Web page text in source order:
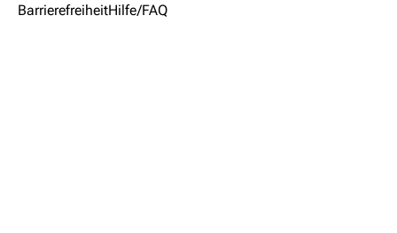
BarrierefreiheitHilfe/FAQ